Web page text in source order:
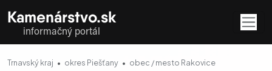
Kamenárstvo.sk
informačný portál
Trnavský kraj okres Piešťany obec / mesto Rakovice